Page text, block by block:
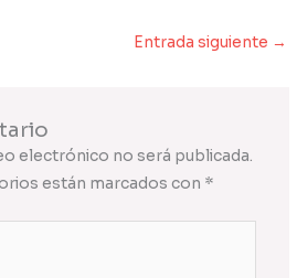
Entrada siguiente →
electrónico no será publicada.
están marcados con *